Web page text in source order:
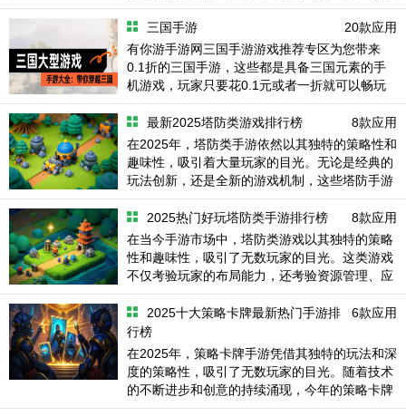
了，经典的修仙玩法等你来体验哦！
20款应用
三国手游
有你游手游网三国手游游戏推荐专区为您带来
0.1折的三国手游，这些都是具备三国元素的手
机游戏，玩家只要花0.1元或者一折就可以畅玩
到底了，本页总结的都是评分最高的三国手游，
喜欢玩这类题材手游的可以按需下载。
8款应用
最新2025塔防类游戏排行榜
在2025年，塔防类手游依然以其独特的策略性和
趣味性，吸引着大量玩家的目光。无论是经典的
玩法创新，还是全新的游戏机制，这些塔防手游
都为玩家带来了前所未有的体验。今天，就让我
们一起盘点一下2025年最新、最好玩的
8款应用
2025热门好玩塔防类手游排行榜
在当今手游市场中，塔防类游戏以其独特的策略
性和趣味性，吸引了无数玩家的目光。这类游戏
不仅考验玩家的布局能力，还考验资源管理、应
变能力和对游戏机制的深刻理解。无论是悠闲的
午后，还是通勤路上，塔防游戏都能为玩家带来
6款应用
2025十大策略卡牌最新热门手游排
行榜
在2025年，策略卡牌手游凭借其独特的玩法和深
度的策略性，吸引了无数玩家的目光。随着技术
的不断进步和创意的持续涌现，今年的策略卡牌
游戏市场竞争愈发激烈。今天，就让我们一起盘